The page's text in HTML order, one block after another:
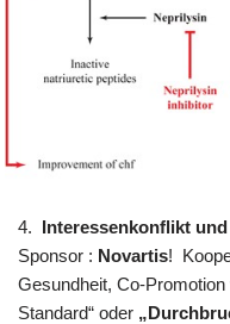
4. Interessenkonflikt
Sponsor : Novartis!
Gesundheit, Co-
Standard“ oder